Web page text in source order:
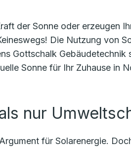
der Sonne oder erzeugen
Die Nutzung von
Gottschalk Gebäudetechnik
Sonne für Ihr Zuhause in
nur
für Solarenergie.